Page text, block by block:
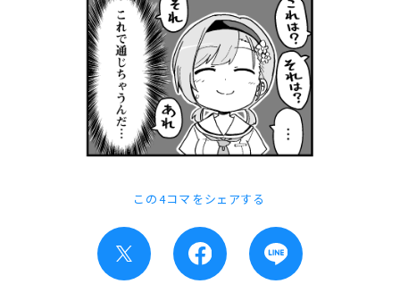
この4コマをシェアする